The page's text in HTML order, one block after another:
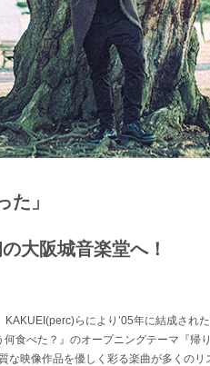
た」
大阪城音楽堂へ！
らにより’05年に結成され
食べた？』のオープニングテーマ『帰り
な映像作品を優しく彩る楽曲が多くのリ